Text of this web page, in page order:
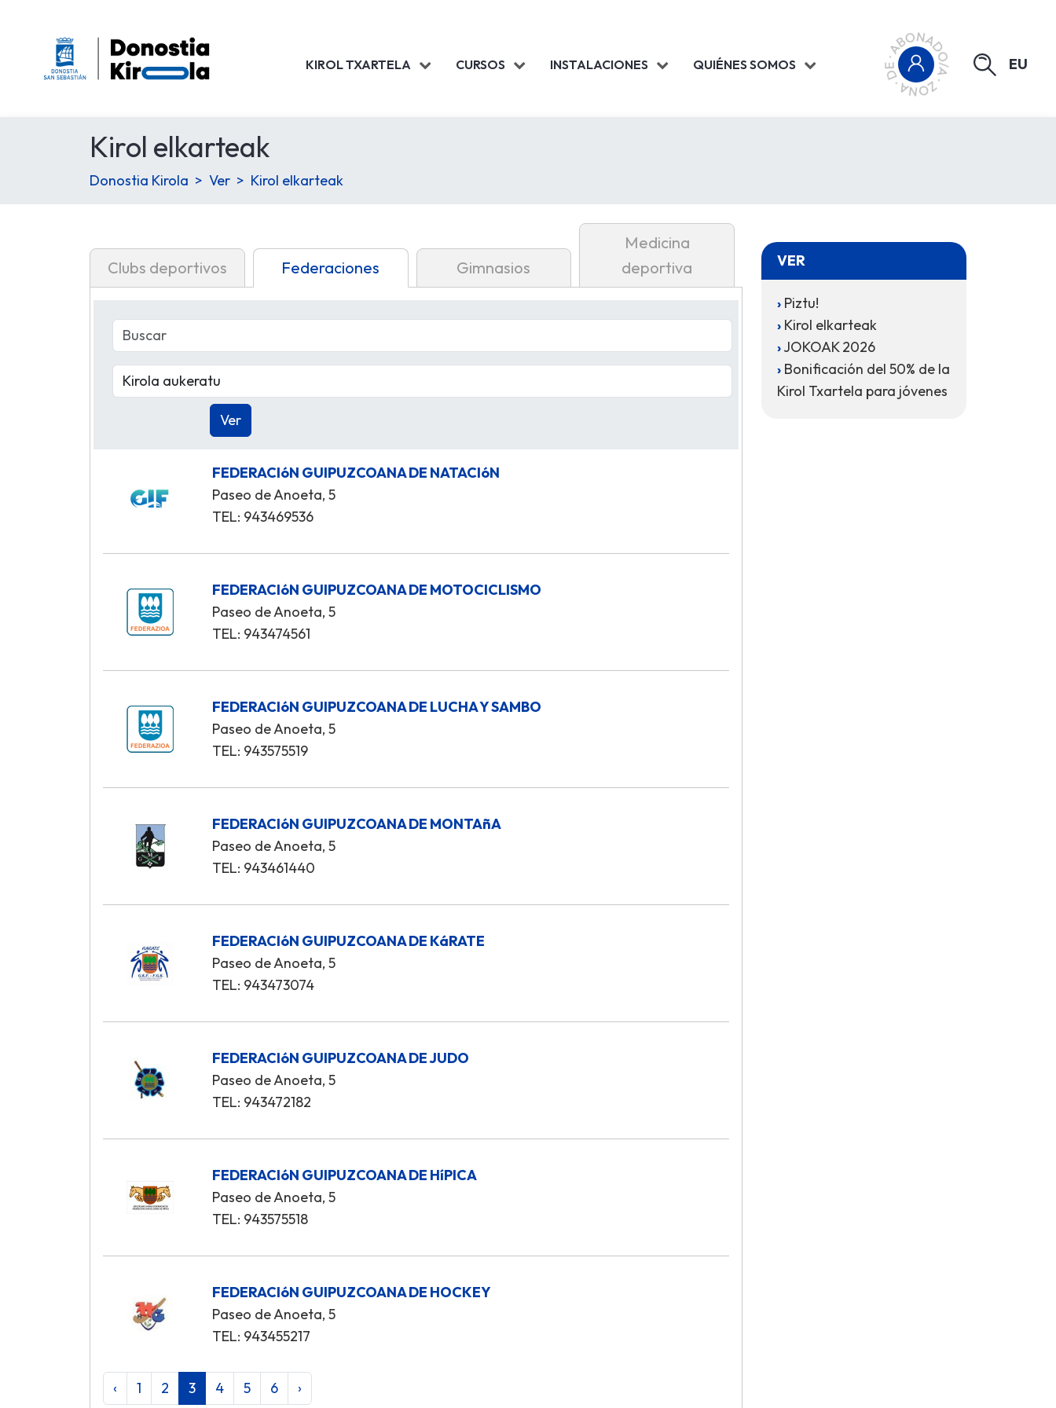
KIROL TXARTELA CURSOS INSTALACIONES QUIÉNES SOMOS EU
Kirol elkarteak
Donostia Kirola Ver Kirol elkarteak
Clubs deportivos Federaciones Gimnasios
Medicina
deportiva
FEDERACIóN GUIPUZCOANA DE NATACIóN
Paseo de Anoeta, 5
TEL: 943469536
FEDERACIóN GUIPUZCOANA DE MOTOCICLISMO
Paseo de Anoeta, 5
TEL: 943474561
FEDERACIóN GUIPUZCOANA DE LUCHA Y SAMBO
Paseo de Anoeta, 5
TEL: 943575519
FEDERACIóN GUIPUZCOANA DE MONTAñA
Paseo de Anoeta, 5
TEL: 943461440
FEDERACIóN GUIPUZCOANA DE KáRATE
Paseo de Anoeta, 5
TEL: 943473074
FEDERACIóN GUIPUZCOANA DE JUDO
Paseo de Anoeta, 5
TEL: 943472182
FEDERACIóN GUIPUZCOANA DE HíPICA
Paseo de Anoeta, 5
TEL: 943575518
FEDERACIóN GUIPUZCOANA DE HOCKEY
Paseo de Anoeta, 5
TEL: 943455217
‹ 1 2 3 4 5 6 ›
VER
Piztu!
Kirol elkarteak
JOKOAK 2026
Bonificación del 50% de la
Kirol Txartela para jóvenes